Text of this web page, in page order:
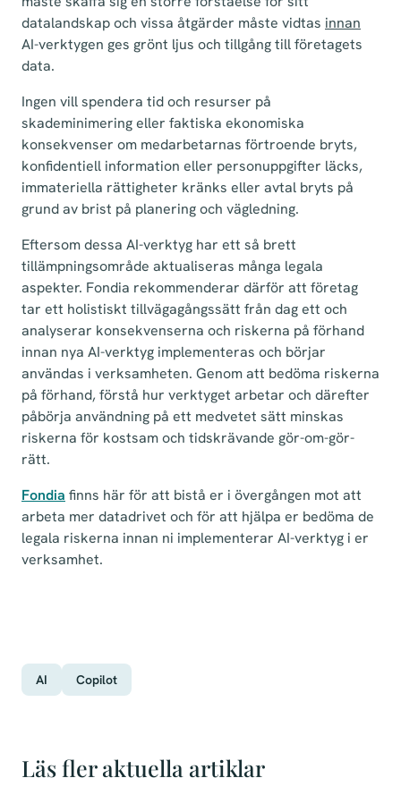
datalandskap och vissa åtgärder måste vidtas innan
AI-verktygen ges grönt ljus och tillgång till företagets
data.
Ingen vill spendera tid och resurser på
skademinimering eller faktiska ekonomiska
konsekvenser om medarbetarnas förtroende bryts,
konfidentiell information eller personuppgifter läcks,
immateriella rättigheter kränks eller avtal bryts på
grund av brist på planering och vägledning.
Eftersom dessa AI-verktyg har ett så brett
tillämpningsområde aktualiseras många legala
aspekter. Fondia rekommenderar därför att företag
tar ett holistiskt tillvägagångssätt från dag ett och
analyserar konsekvenserna och riskerna på förhand
innan nya AI-verktyg implementeras och börjar
användas i verksamheten. Genom att bedöma riskerna
på förhand, förstå hur verktyget arbetar och därefter
påbörja användning på ett medvetet sätt minskas
riskerna för kostsam och tidskrävande gör-om-gör-
rätt.
Fondia finns här för att bistå er i övergången mot att
arbeta mer datadrivet och för att hjälpa er bedöma de
legala riskerna innan ni implementerar AI-verktyg i er
verksamhet.
AI Copilot
Läs fler aktuella artiklar